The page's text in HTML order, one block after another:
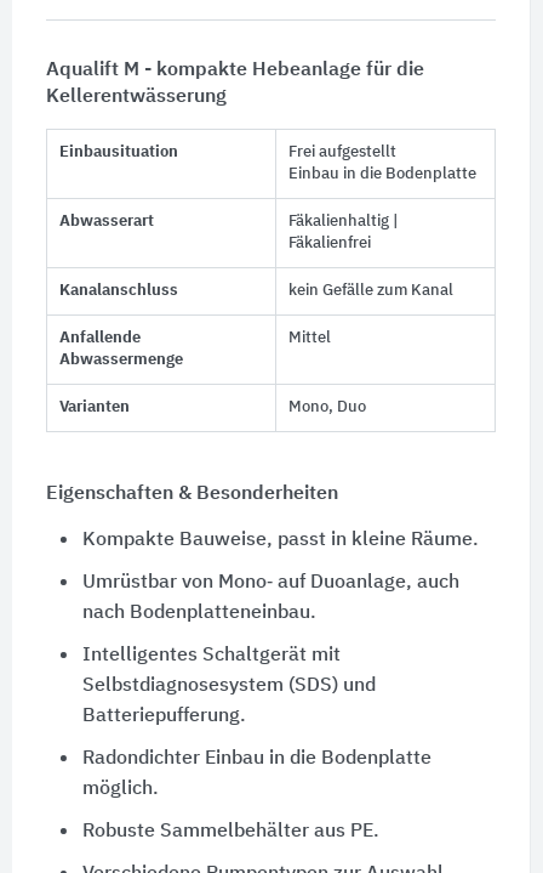
Aqualift M - kompakte Hebeanlage für die
Kellerentwässerung
Einbausituation
Frei aufgestellt
Einbau in die Bodenplatte
Abwasserart
Fäkalienhaltig |
Fäkalienfrei
Kanalanschluss kein Gefälle zum Kanal
Anfallende
Abwassermenge
Mittel
Varianten Mono, Duo
Eigenschaften & Besonderheiten
Kompakte Bauweise, passt in kleine Räume.
Umrüstbar von Mono‑ auf Duoanlage, auch
nach Bodenplatteneinbau.
Intelligentes Schaltgerät mit
Selbstdiagnosesystem (SDS) und
Batteriepufferung.
Radondichter Einbau in die Bodenplatte
möglich.
Robuste Sammelbehälter aus PE.